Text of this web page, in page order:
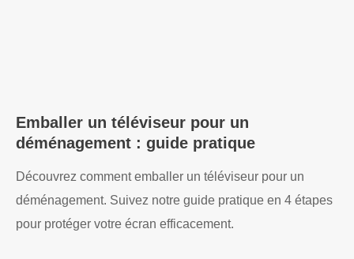
Emballer un téléviseur pour un
déménagement : guide pratique
Découvrez comment emballer un téléviseur pour un
déménagement. Suivez notre guide pratique en 4 étapes
pour protéger votre écran efficacement.